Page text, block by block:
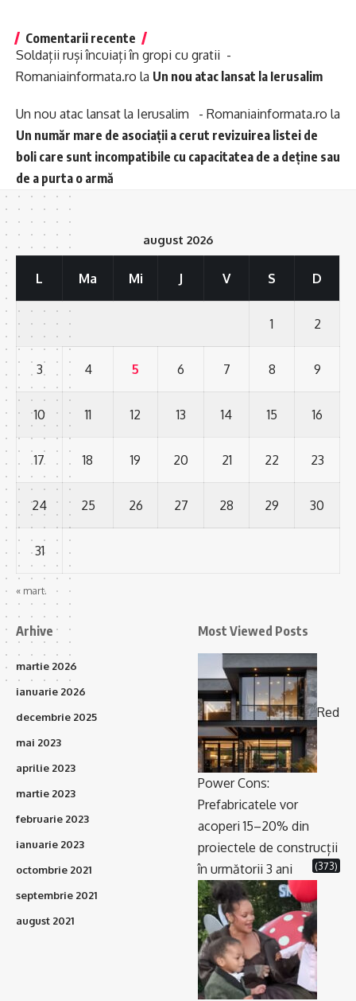
Comentarii recente
Soldații ruși încuiați în gropi cu gratii -
Romaniainformata.ro la Un nou atac lansat la Ierusalim
Un nou atac lansat la Ierusalim - Romaniainformata.ro la
Un număr mare de asociații a cerut revizuirea listei de
boli care sunt incompatibile cu capacitatea de a deține sau
de a purta o armă
august 2026
L Ma Mi J V S D
1 2
3 4 5 6 7 8 9
10 11 12 13 14 15 16
17 18 19 20 21 22 23
24 25 26 27 28 29 30
31
« mart.
Arhive
martie 2026
ianuarie 2026
decembrie 2025
mai 2023
aprilie 2023
martie 2023
februarie 2023
ianuarie 2023
octombrie 2021
septembrie 2021
august 2021
Most Viewed Posts
Red
Power Cons:
Prefabricatele vor
acoperi 15–20% din
proiectele de construcții
în următorii 3 ani
(373)